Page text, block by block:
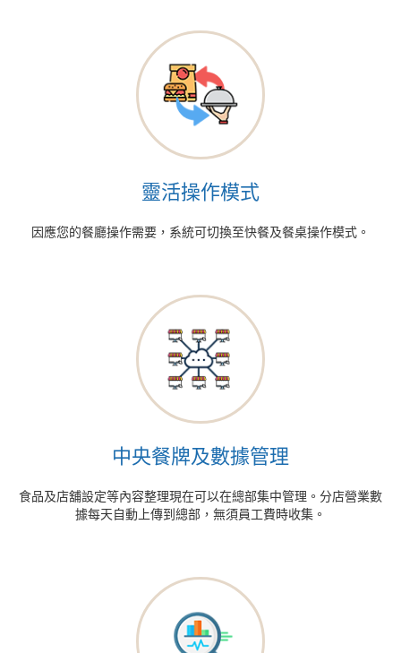
靈活操作模式
因應您的餐廳操作需要，系統可切換至快餐及餐桌操作模式。
中央餐牌及數據管理
食品及店舖設定等內容整理現在可以在總部集中管理。分店營業數
據每天自動上傳到總部，無須員工費時收集。